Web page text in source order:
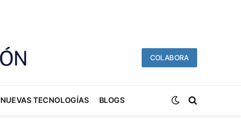
COLABORA
NUEVAS TECNOLOGÍAS BLOGS